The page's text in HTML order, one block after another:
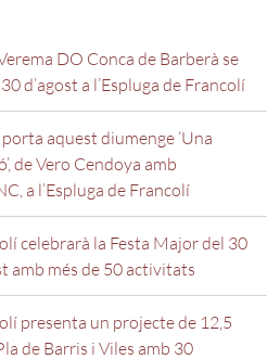
DO Conca de Barberà se
d’agost a l’Espluga de Francolí
aquest diumenge ‘Una
de Vero Cendoya amb
a l’Espluga de Francolí
celebrarà la Festa Major del 30
amb més de 50 activitats
presenta un projecte de 12,5
de Barris i Viles amb 30